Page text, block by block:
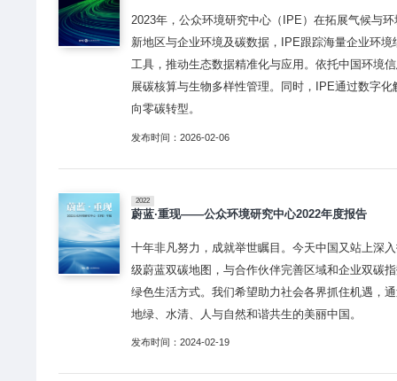
2023年，公众环境研究中心（IPE）在拓展气候与
新地区与企业环境及碳数据，IPE跟踪海量企业环
工具，推动生态数据精准化与应用。依托中国环境
展碳核算与生物多样性管理。同时，IPE通过数字
向零碳转型。
发布时间：2026-02-06
2022
蔚蓝·重现——公众环境研究中心2022年度报告
十年非凡努力，成就举世瞩目。今天中国又站上深
级蔚蓝双碳地图，与合作伙伴完善区域和企业双碳
绿色生活方式。我们希望助力社会各界抓住机遇，
地绿、水清、人与自然和谐共生的美丽中国。
发布时间：2024-02-19